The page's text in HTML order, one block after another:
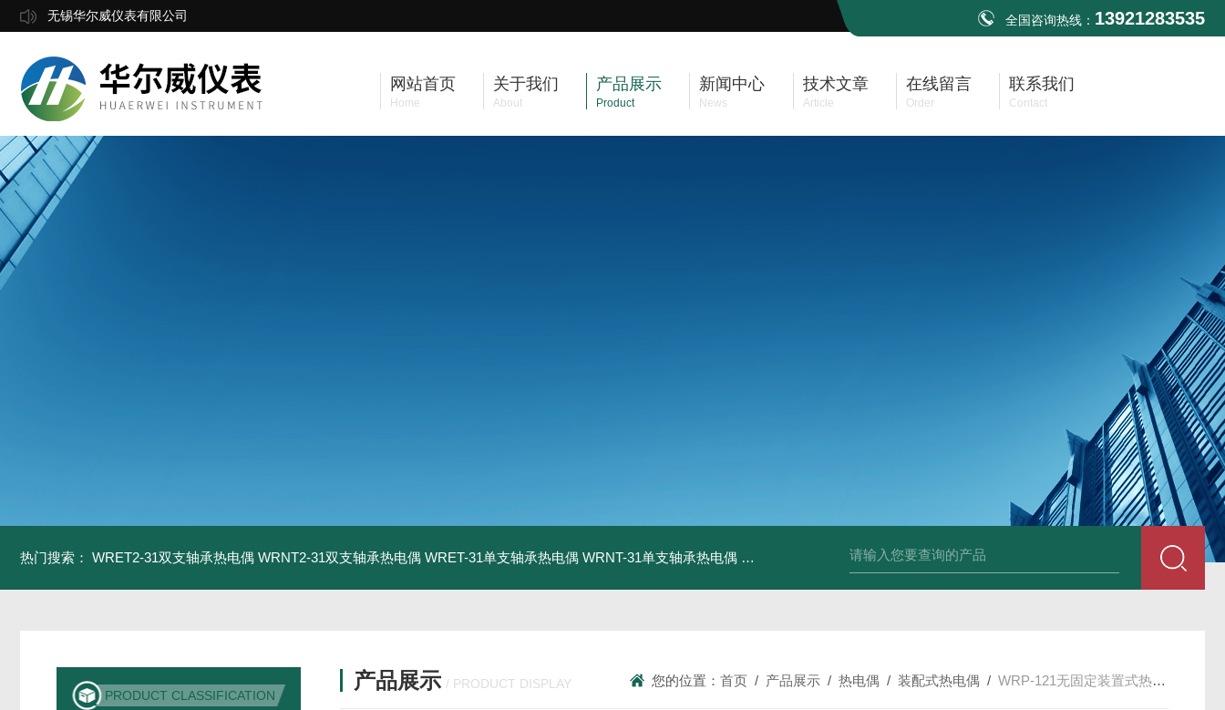
无锡华尔威仪表有限公司 全国咨询热线： 13921283535
网站首页
Home
关于我们
About
产品展示
Product
新闻中心
News
技术文章
Article
在线留言
Order
联系我们
Contact
热门搜索： WRET2-31双支轴承热电偶 WRNT2-31双支轴承热电偶 WRET-31单支轴承热电偶 WRNT-31单支轴承热电偶 WZP-731套管式热电阻 WZP2-731套管式热电阻 塑料液面计
PRODUCT CLASSIFICATION
产品展示 / PRODUCT DISPLAY 您的位置：首页 / 产品展示 /热电偶 / 装配式热电偶 /WRP-121无固定装置式热电偶陶瓷保护管)